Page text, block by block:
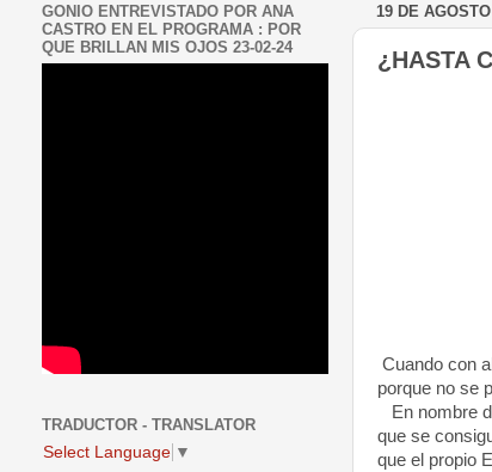
19 DE
¿HASTA
Cuando con
porque no se
En nombre
que se
que el propio
GONIO ENTREVISTADO POR ANA
CASTRO EN EL PROGRAMA : POR
QUE BRILLAN MIS OJOS 23-02-24
TRADUCTOR - TRANSLATOR
Select Language ▼